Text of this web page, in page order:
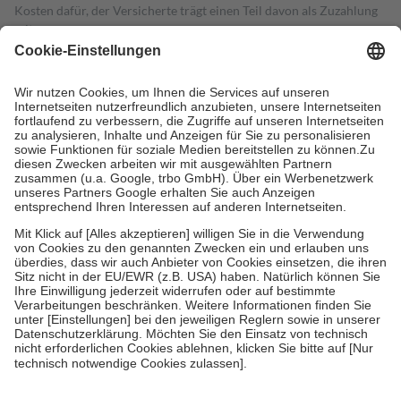
Kosten dafür, der Versicherte trägt einen Teil davon als Zuzahlung
mit.
Grundsätzlich leisten Mitglieder Zuzahlungen in Höhe von zehn
höchstens zehn Euro.
Es sind jedoch nie mehr als die tatsächlichen
Kosten der Leistung zu entrichten.
Diese Regeln gelten grundsätzlich auch für Online-Apotheken.
Bei Heilmitteln und häuslicher Krankenpflege beträgt die
Zuzahlung zehn Prozent der Kosten sowie zehn Euro je
Verordnung.
Um das Engagement der Versicherten für ihre eigene Gesundheit zu
stärken und die besondere Stellung der Familie zu unterstützen,
fallenkeine Zuzahlungenan bei:
• Kindern und Jugendlichen bis zum vollendeten 18. Lebensjahr
mit Ausnahme der Fahrkosten
• Untersuchungen zur Vorsorge und Früherkennung, die von der
GKV getragen werden
• empfohlenen Schutzimpfungen
• Harn- und Blutteststreifen